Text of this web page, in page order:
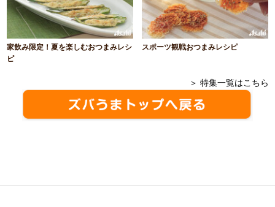
家飲み限定！夏を楽しむおつまみレシ
ピ
スポーツ観戦おつまみレシピ
＞ 特集一覧はこちら